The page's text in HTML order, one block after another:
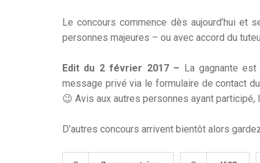
Le concours commence dès aujourd’hui et
personnes majeures – ou avec accord du
Edit du 2 février 2017 – La gagnante
message privé via le formulaire de contact
😉 Avis aux autres personnes ayant
D’autres concours arrivent bientôt alors